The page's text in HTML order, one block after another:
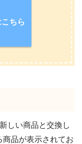
ちら
しい商品と交換し
品が表示されてお